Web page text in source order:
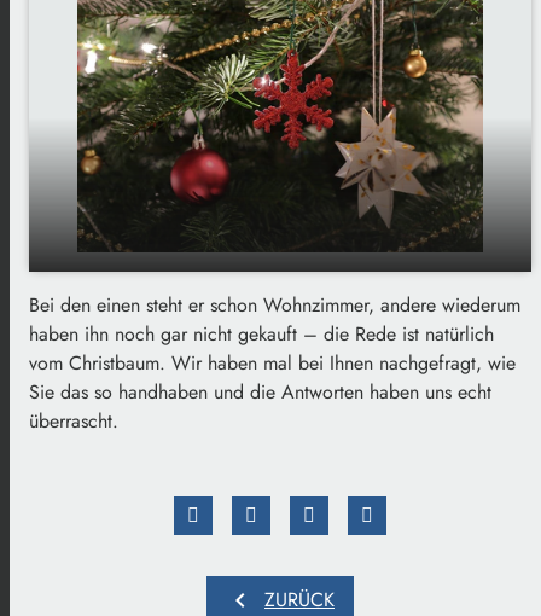
play_arrow
Jetzt in der Vorweihnachtszeit oder erst an
Heiligabend: Wann stellen Sie den Christbaum
auf?
00:00 01:27
Bei den einen steht er schon Wohnzimmer, andere wiederum
haben ihn noch gar nicht gekauft – die Rede ist natürlich
vom Christbaum. Wir haben mal bei Ihnen nachgefragt, wie
Sie das so handhaben und die Antworten haben uns echt
überrascht.
chevron_left ZURÜCK